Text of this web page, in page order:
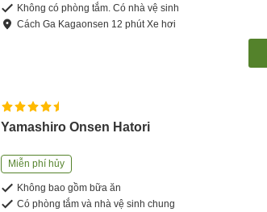
Không có phòng tắm. Có nhà vệ sinh
CáchGa Kagaonsen 12 phútXe hơi
Yamashiro Onsen Hatori
Miễn phí hủy
Không bao gồm bữa ăn
Có phòng tắm và nhà vệ sinh chung